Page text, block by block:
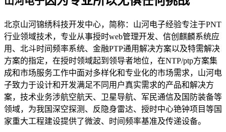
北京山河锦绣科技开发中心，简称：山河电子经验专注于PNT
行业领域技术，专业从事授时web管理开发、信创麒麟系统应
用、北斗时间频率系统、金融PTP通用解决方案以及特需解决
方案的指定，在授时领域起到领导者地位，在NTP/ptp方案集
成和市场服务工作中面对多样化和专业化的市场需求，山河电
子致力于设计和开发满足不同用户真实需求的产品和解决方
案，技术业务涉航空航天、卫星导航、军民通信及国防装备等
领域，为我国深空探测、反隐身雷达、授时中心铯钟项目等国
家重大工程建设提供了微波、时间频率基准及传递设备。